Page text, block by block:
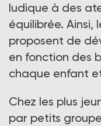
ludique à des
équilibrée. Ainsi,
proposent de
en fonction des
chaque enfant
Chez les plus
par petits